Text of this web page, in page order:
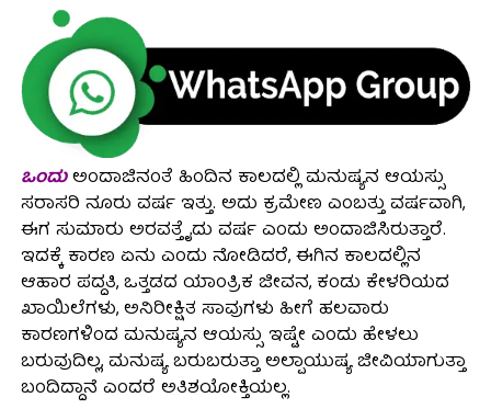
ಒಂದುಅಂದಾಜಿನಂತೆ ಹಿಂದಿನ ಕಾಲದಲ್ಲಿ ಮನುಷ್ಯನ ಆಯಸ್ಸು
ಸರಾಸರಿ ನೂರು ವರ್ಷ ಇತ್ತು. ಅದು ಕ್ರಮೇಣ ಎಂಬತ್ತು ವರ್ಷವಾಗಿ,
ಈಗ ಸುಮಾರು ಅರವತ್ತೈದು ವರ್ಷ ಎಂದು ಅಂದಾಜಿಸಿರುತ್ತಾರೆ.
ಇದಕ್ಕೆ ಕಾರಣ ಏನು ಎಂದು ನೋಡಿದರೆ, ಈಗಿನ ಕಾಲದಲ್ಲಿನ
ಆಹಾರ ಪದ್ದತಿ, ಒತ್ತಡದ ಯಾಂತ್ರಿಕ ಜೀವನ, ಕಂಡು ಕೇಳರಿಯದ
ಖಾಯಿಲೆಗಳು, ಅನಿರೀಕ್ಷಿತ ಸಾವುಗಳು ಹೀಗೆ ಹಲವಾರು
ಕಾರಣಗಳಿಂದ ಮನುಷ್ಯನ ಆಯಸ್ಸು ಇಷ್ಟೇ ಎಂದು ಹೇಳಲು
ಬರುವುದಿಲ್ಲ, ಮನುಷ್ಯ ಬರುಬರುತ್ತಾ ಅಲ್ಪಾಯುಷ್ಯ ಜೀವಿಯಾಗುತ್ತಾ
ಬಂದಿದ್ದಾನೆ ಎಂದರೆ ಅತಿಶಯೋಕ್ತಿಯಲ್ಲ.